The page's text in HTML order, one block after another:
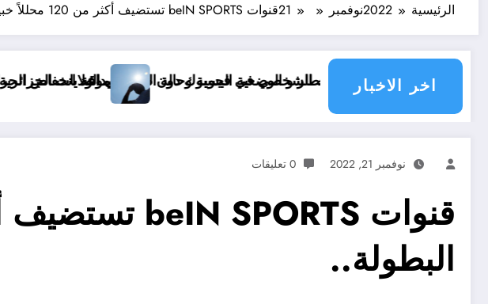
الرئيسية 2022نوفمبر 21قنوات beIN SPORTS تستضيف أكثر من 120 محللاً خبيراً خلال شهر البطولة..
اخر الاخبار
البحر في الولايات الجزائرية اليوم موعد انخفاض الحرارة في ولايات الجزائر
نوفمبر 21, 2022 0 تعليقات
البطولة..